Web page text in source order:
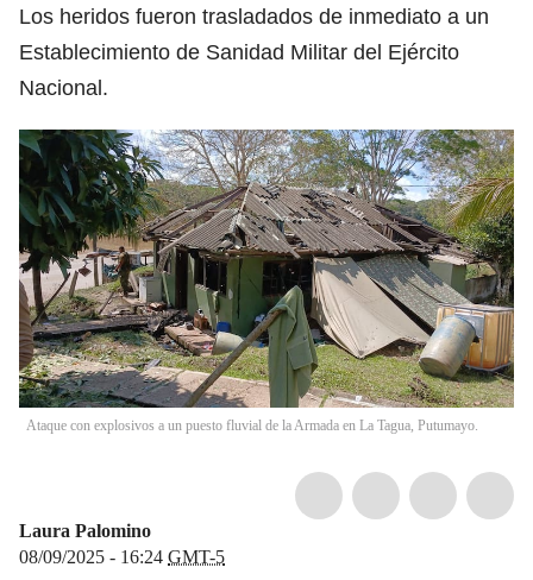
Los heridos fueron trasladados de inmediato a un
Establecimiento de Sanidad Militar del Ejército
Nacional.
Ataque con explosivos a un puesto fluvial de la Armada en La Tagua, Putumayo.
Laura Palomino
08/09/2025 - 16:24 GMT-5